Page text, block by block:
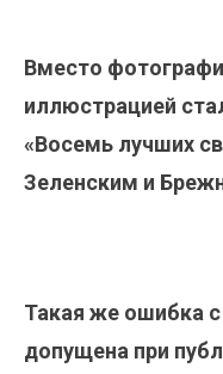
Вместо
иллюстрацией
«Восемь лучших
Зеленским и
Такая же ошибка
допущена при